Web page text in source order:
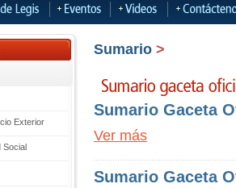
Exterior
Social
Sumario >
Sumario Gaceta
Ver más
Sumario Gaceta